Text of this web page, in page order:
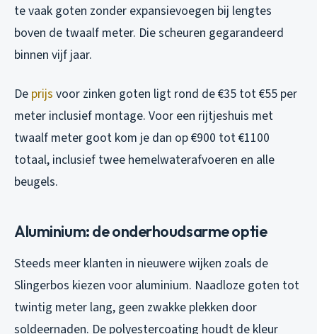
te vaak goten zonder expansievoegen bij lengtes
boven de twaalf meter. Die scheuren gegarandeerd
binnen vijf jaar.
De prijs voor zinken goten ligt rond de €35 tot €55 per
meter inclusief montage. Voor een rijtjeshuis met
twaalf meter goot kom je dan op €900 tot €1100
totaal, inclusief twee hemelwaterafvoeren en alle
beugels.
Aluminium: de onderhoudsarme optie
Steeds meer klanten in nieuwere wijken zoals de
Slingerbos kiezen voor aluminium. Naadloze goten tot
twintig meter lang, geen zwakke plekken door
soldeernaden. De polyestercoating houdt de kleur